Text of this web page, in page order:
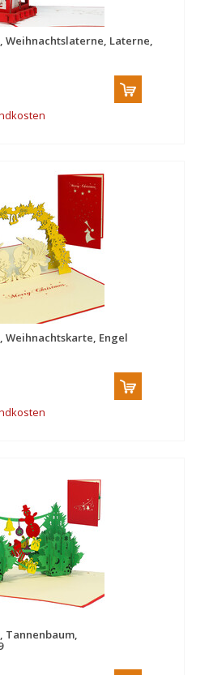
Weihnachtslaterne, Laterne,
Weihnachtskarte, Engel
Tannenbaum,